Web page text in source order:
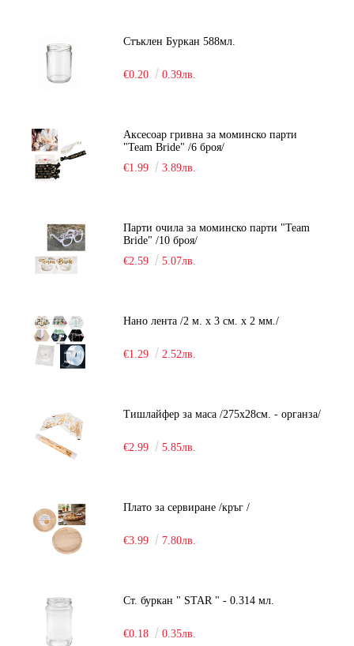
Стъклен Буркан 588мл.
€0.20 0.39лв.
Аксесоар гривна за моминско парти
"Team Bride" /6 броя/
€1.99
3.89лв.
Парти очила за моминско парти "Team
Bride" /10 броя/
€2.59
5.07лв.
Нано лента /2 м. х 3 см. х 2 мм./
€1.29 2.52лв.
Тишлайфер за маса /275х28см. - органза/
€2.99 5.85лв.
Плато за сервиране /кръг /
€3.99 7.80лв.
Ст. буркан " STAR " - 0.314 мл.
€0.18 0.35лв.